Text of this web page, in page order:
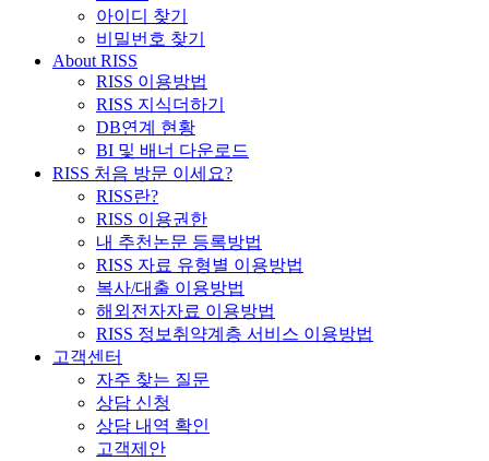
아이디 찾기
비밀번호 찾기
About RISS
RISS 이용방법
RISS 지식더하기
DB연계 현황
BI 및 배너 다운로드
RISS 처음 방문 이세요?
RISS란?
RISS 이용권한
내 추천논문 등록방법
RISS 자료 유형별 이용방법
복사/대출 이용방법
해외전자자료 이용방법
RISS 정보취약계층 서비스 이용방법
고객센터
자주 찾는 질문
상담 신청
상담 내역 확인
고객제안